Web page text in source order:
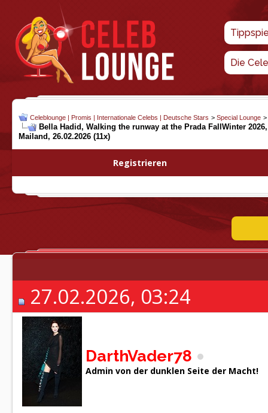
Die
Celeblounge | Promis | Internationale Celebs | Deutsche Stars > Special Lounge >
Bella Hadid, Walking the runway at the Prada FallWinter
Mailand, 26.02.2026 (11x)
Registrieren
27.02.2026, 03:24
DarthVader78
Admin von der dunklen Seite der Macht!